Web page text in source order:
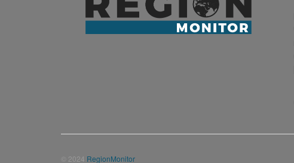
© 2024 RegionMonitor